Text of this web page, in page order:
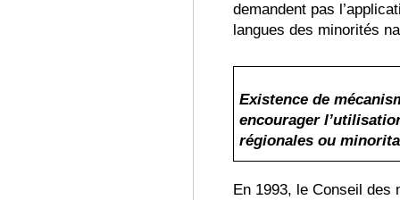
demandent pas
langues des minorités
Existence de
encourager
régionales ou
En 1993, le Conseil